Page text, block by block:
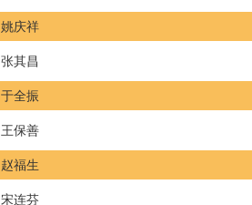
姚庆祥
张其昌
于全振
王保善
赵福生
宋连芬